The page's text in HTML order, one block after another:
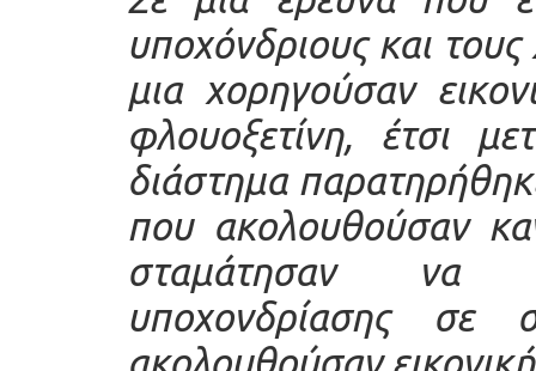
υποχόνδριους και
μια χορηγούσαν
φλουοξετίνη, έτσι
διάστημα
που ακολουθούσαν
σταμάτησαν να
υποχονδρίασης
ακολουθούσαν